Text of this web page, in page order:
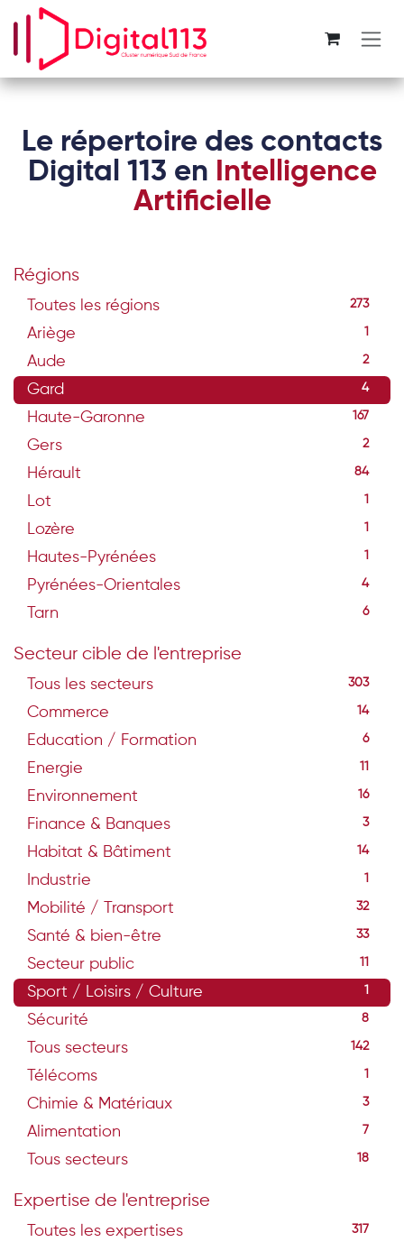
Se rendre au contenu
Le répertoire des contacts
Digital 113 en Intelligence
Artificielle
Régions
Toutes les régions 273
Ariège 1
Aude 2
Gard 4
Haute-Garonne 167
Gers 2
Hérault 84
Lot 1
Lozère 1
Hautes-Pyrénées 1
Pyrénées-Orientales 4
Tarn 6
Secteur cible de l'entreprise
Tous les secteurs 303
Commerce 14
Education / Formation 6
Energie 11
Environnement 16
Finance & Banques 3
Habitat & Bâtiment 14
Industrie 1
Mobilité / Transport 32
Santé & bien-être 33
Secteur public 11
Sport / Loisirs / Culture 1
Sécurité 8
Tous secteurs 142
Télécoms 1
Chimie & Matériaux 3
Alimentation 7
Tous secteurs 18
Expertise de l'entreprise
Toutes les expertises 317